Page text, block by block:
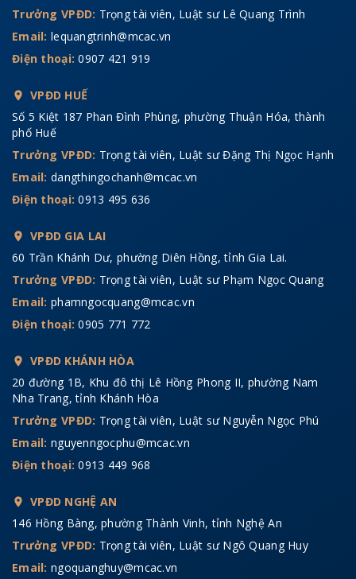
Trưởng VPĐD: Trọng tài viên, Luật sư Lê Quang Trình
Email: lequangtrinh@mcac.vn
Điện thoại:0907 421 919
VPĐD HUẾ
Số 5 Kiệt 187 Phan Đình Phùng, phường Thuận Hóa, thành
phố Huế
Trưởng VPĐD: Trọng tài viên, Luật sư Đặng Thị Ngọc Hạnh
Email: dangthingochanh@mcac.vn
Điện thoại:0913 495 636
VPĐD GIA LAI
60 Trần Khánh Dư, phường Diên Hồng, tỉnh Gia Lai.
Trưởng VPĐD: Trọng tài viên, Luật sư Phạm Ngọc Quang
Email: phamngocquang@mcac.vn
Điện thoại:0905 771 772
VPĐD KHÁNH HÒA
20 đường 1B, Khu đô thị Lê Hồng Phong II, phường Nam
Nha Trang, tỉnh Khánh Hòa
Trưởng VPĐD: Trọng tài viên, Luật sư Nguyễn Ngọc Phú
Email: nguyenngocphu@mcac.vn
Điện thoại:0913 449 968
VPĐD NGHỆ AN
146 Hồng Bàng, phường Thành Vinh, tỉnh Nghệ An
Trưởng VPĐD: Trọng tài viên, Luật sư Ngô Quang Huy
Email: ngoquanghuy@mcac.vn